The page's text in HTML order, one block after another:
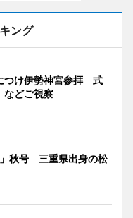
ング
つけ伊勢神宮参拝 式
などご視察
秋号 三重県出身の松